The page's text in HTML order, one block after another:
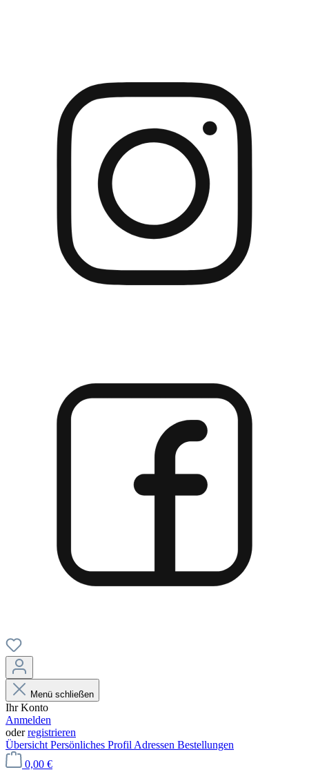
Menü schließen
Ihr Konto
Anmelden
oderregistrieren
Übersicht Persönliches Profil Adressen Bestellungen
0,00 €